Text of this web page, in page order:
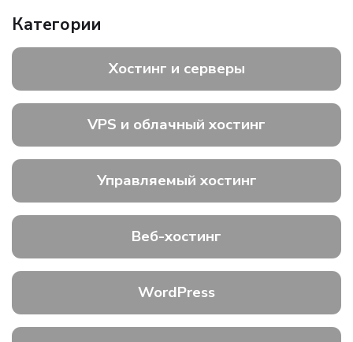
Категории
Хостинг и серверы
VPS и облачный хостинг
Управляемый хостинг
Веб-хостинг
WordPress